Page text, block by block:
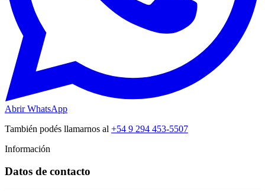
Abrir WhatsApp
También podés llamarnos al +54 9 294 453-5507
Información
Datos de contacto